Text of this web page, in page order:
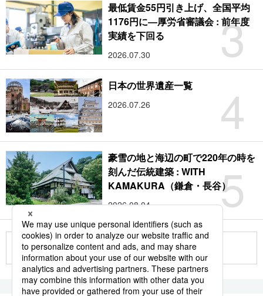
3
最低賃金55円引き上げ、全国平均
1176円に―厚労省審議会 : 前年度
実績を下回る
2026.07.30
4
日本の世界遺産一覧
2026.07.26
5
豪雪の地と海辺の町で220年の時を
刻んだ伝統建築 : WITH
KAMAKURA（鎌倉・長谷）
2026.08.04
もっと見る